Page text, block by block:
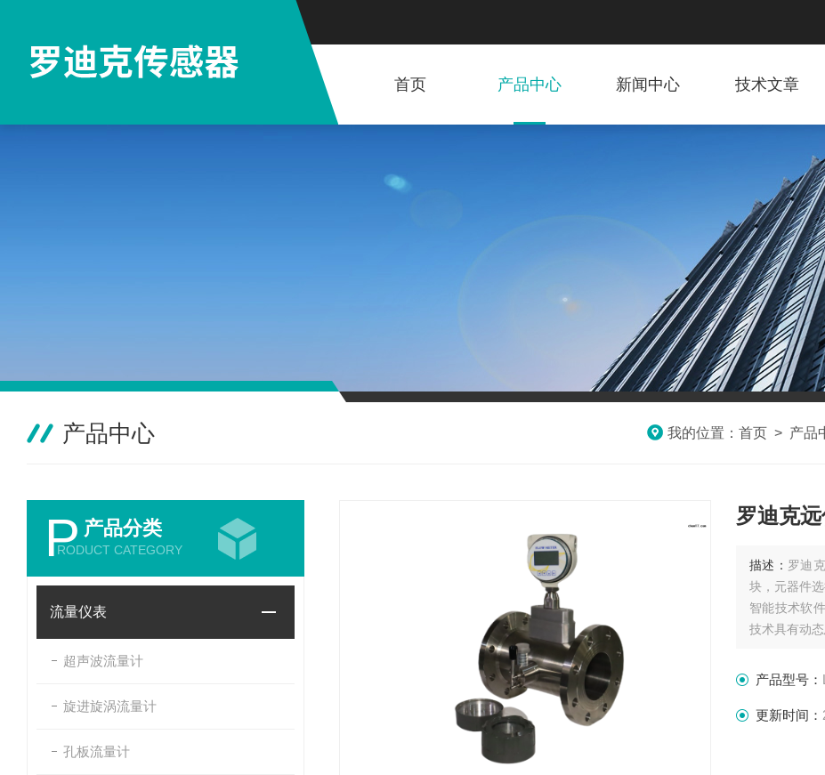
首页 产品中心 新闻中心 技术文章
产品中心 我的位置： 首页 > 产品
P 产品分类
RODUCT CATEGORY
流量仪表
超声波流量计
旋进旋涡流量计
孔板流量计
罗迪克
描述： 罗迪
块，元器件
智能技术软
技术具有动
产品型号：
更新时间：